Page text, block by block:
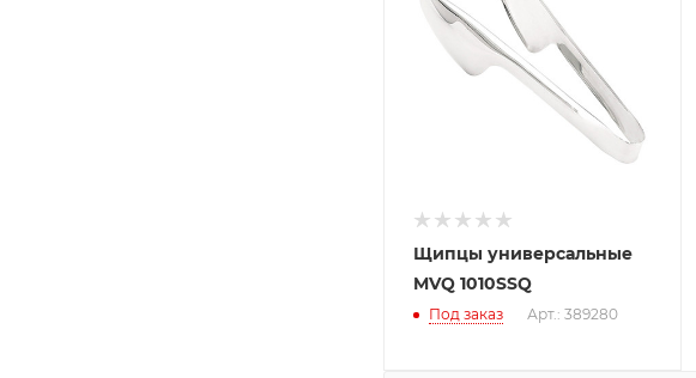
Щипцы универсальные
MVQ 1010SSQ
Под заказ Арт.: 389280